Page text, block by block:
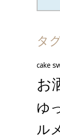
タ
cake
お
ゆ
ル